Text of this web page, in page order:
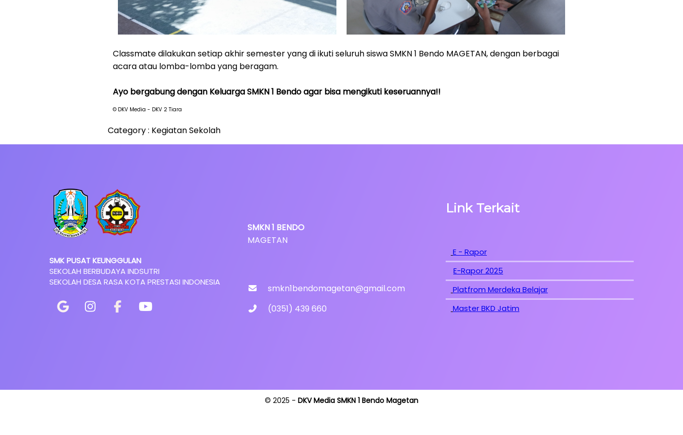
Classmate dilakukan setiap akhir semester yang di ikuti seluruh siswa SMKN 1 Bendo MAGETAN, dengan berbagai
acara atau lomba-lomba yang beragam.
Ayo bergabung dengan Keluarga SMKN 1 Bendo agar bisa mengikuti keseruannya!!
© DKV Media - DKV 2 Tiara
Category : Kegiatan Sekolah
SMK PUSAT KEUNGGULAN
SEKOLAH BERBUDAYA INDSUTRI
SEKOLAH DESA RASA KOTA PRESTASI INDONESIA
SMKN1 BENDO
MAGETAN
smkn1bendomagetan@gmail.com
(0351) 439 660
Link Terkait
E - Rapor
E-Rapor 2025
Platfrom Merdeka Belajar
Master BKD Jatim
© 2025 - DKV Media SMKN 1 Bendo Magetan